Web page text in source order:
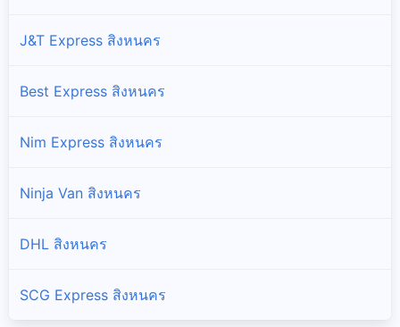
J&T Express สิงหนคร
Best Express สิงหนคร
Nim Express สิงหนคร
Ninja Van สิงหนคร
DHL สิงหนคร
SCG Express สิงหนคร